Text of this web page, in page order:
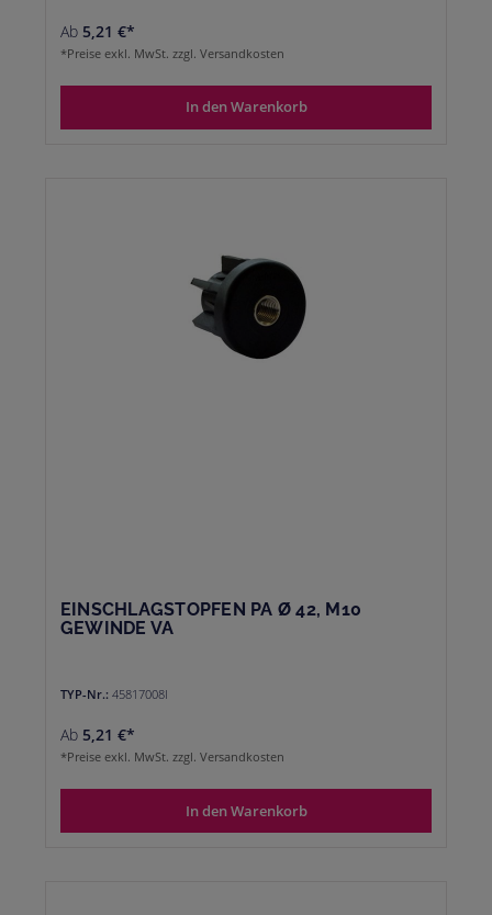
Ab 5,21 €*
*Preise exkl. MwSt. zzgl. Versandkosten
In den Warenkorb
EINSCHLAGSTOPFEN PA Ø 42, M10
GEWINDE VA
TYP-Nr.: 45817008I
Ab 5,21 €*
*Preise exkl. MwSt. zzgl. Versandkosten
In den Warenkorb